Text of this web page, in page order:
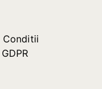
Conditii